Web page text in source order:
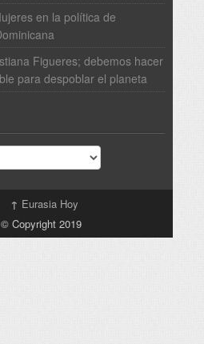
en la política de
Figueres; debemos hacer
para despoblar el planeta
↑ Eurasia Hoy
© Copyright 2019